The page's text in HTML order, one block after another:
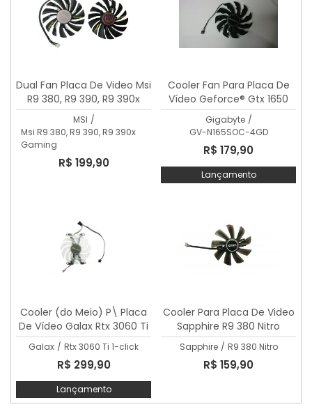
Dual Fan Placa De Video Msi
R9 380, R9 390, R9 390x
Gaming
MSI /
Msi R9 380, R9 390, R9 390x
Gaming
R$ 199,90
Cooler Fan Para Placa De
Vídeo Geforce® Gtx 1650
Super Oc
Gigabyte /
GV-N165SOC-4GD
R$ 179,90
Lançamento
Cooler (do Meio) P\ Placa
De Vídeo Galax Rtx 3060 Ti
1-click
Galax / Rtx 3060 Ti 1-click
R$ 299,90
Lançamento
Cooler Para Placa De Video
Sapphire R9 380 Nitro
Sapphire / R9 380 Nitro
R$ 159,90